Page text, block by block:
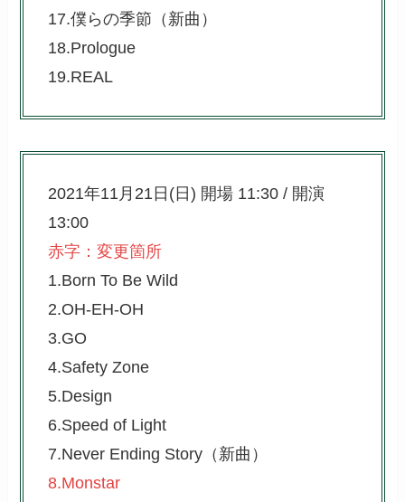
17.僕らの季節（新曲）
18.Prologue
19.REAL
2021年11月21日(日) 開場 11:30 / 開演
13:00
赤字：変更箇所
1.Born To Be Wild
2.OH-EH-OH
3.GO
4.Safety Zone
5.Design
6.Speed of Light
7.Never Ending Story（新曲）
8.Monstar